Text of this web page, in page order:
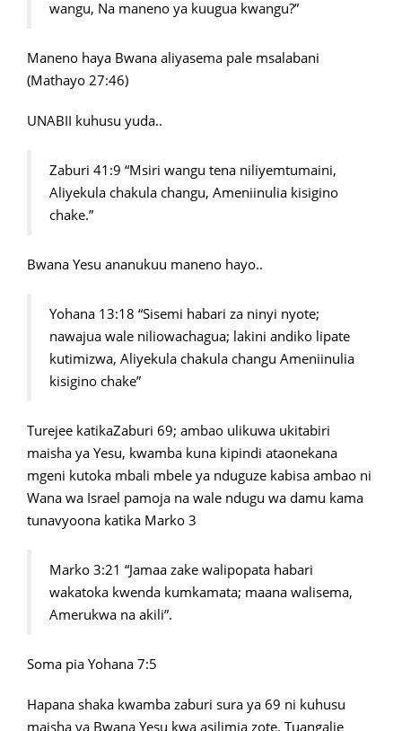
wangu, Na maneno ya kuugua kwangu?”
Maneno haya Bwana aliyasema pale msalabani
(Mathayo 27:46)
UNABII kuhusu yuda..
Zaburi 41:9 “Msiri wangu tena niliyemtumaini,
Aliyekula chakula changu, Ameniinulia kisigino
chake.”
Bwana Yesu ananukuu maneno hayo..
Yohana 13:18 “Sisemi habari za ninyi nyote;
nawajua wale niliowachagua; lakini andiko lipate
kutimizwa, Aliyekula chakula changu Ameniinulia
kisigino chake”
Turejee katikaZaburi 69; ambao ulikuwa ukitabiri
maisha ya Yesu, kwamba kuna kipindi ataonekana
mgeni kutoka mbali mbele ya nduguze kabisa ambao ni
Wana wa Israel pamoja na wale ndugu wa damu kama
tunavyoona katika Marko 3
Marko 3:21 “Jamaa zake walipopata habari
wakatoka kwenda kumkamata; maana walisema,
Amerukwa na akili”.
Soma pia Yohana 7:5
Hapana shaka kwamba zaburi sura ya 69 ni kuhusu
maisha ya Bwana Yesu kwa asilimia zote. Tuangalie